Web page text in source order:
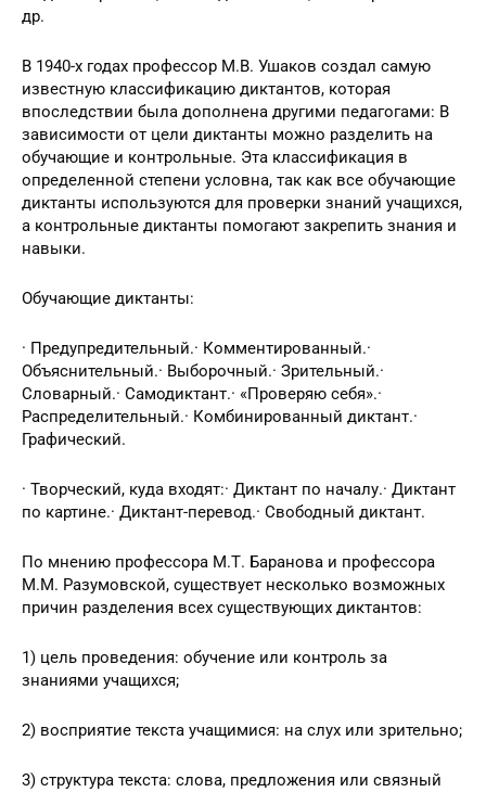
др.
В 1940-х годах профессор М.В. Ушаков создал самую
известную классификацию диктантов, которая
впоследствии была дополнена другими педагогами: В
зависимости от цели диктанты можно разделить на
обучающие и контрольные. Эта классификация в
определенной степени условна, так как все обучающие
диктанты используются для проверки знаний учащихся,
а контрольные диктанты помогают закрепить знания и
навыки.
Обучающие диктанты:
· Предупредительный.· Комментированный.·
Объяснительный.· Выборочный.· Зрительный.·
Словарный.· Самодиктант.· «Проверяю себя».·
Распределительный.· Комбинированный диктант.·
Графический.
· Творческий, куда входят:· Диктант по началу.· Диктант
по картине.· Диктант-перевод.· Свободный диктант.
По мнению профессора М.Т. Баранова и профессора
М.М. Разумовской, существует несколько возможных
причин разделения всех существующих диктантов:
1) цель проведения: обучение или контроль за
знаниями учащихся;
2) восприятие текста учащимися: на слух или зрительно;
3) структура текста: слова, предложения или связный